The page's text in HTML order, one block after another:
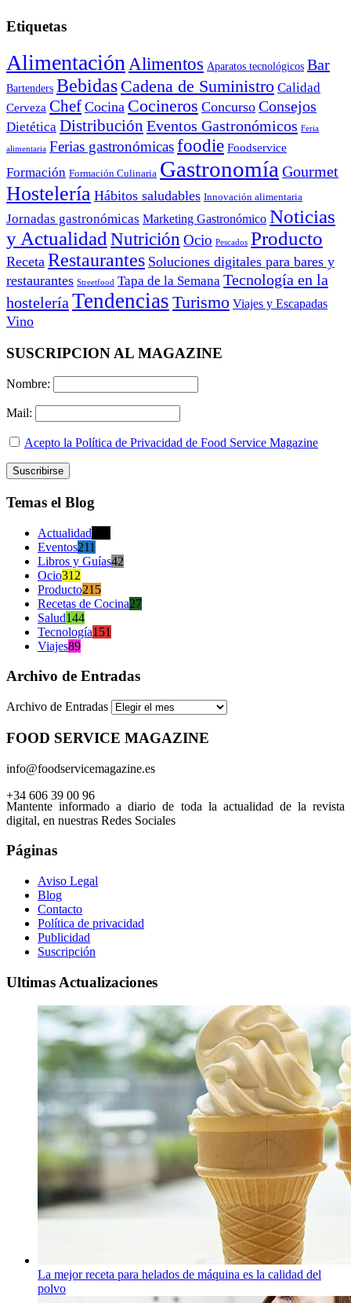
Etiquetas
Alimentación Alimentos Aparatos tecnológicos Bar
Bartenders Bebidas Cadena de Suministro Calidad
Cerveza Chef Cocina Cocineros Concurso Consejos
Dietética Distribución Eventos Gastronómicos Feria
alimentaria Ferias gastronómicasfoodie Foodservice
Formación Formación Culinaria Gastronomía Gourmet
Hostelería Hábitos saludables Innovación alimentaria
Jornadas gastronómicas Marketing Gastronómico Noticias
y Actualidad Nutrición Ocio Pescados Producto
Receta Restaurantes Soluciones digitales para bares y
restaurantes Streetfood Tapa de la Semana Tecnología en la
hostelería Tendencias Turismo Viajes y Escapadas
Vino
SUSCRIPCION AL MAGAZINE
Nombre:
Mail:
Acepto la Política de Privacidad de Food Service Magazine
Temas el Blog
Actualidad
Eventos211
Libros y Guías42
Ocio312
Producto215
Recetas de Cocina27
Salud144
Tecnología151
Viajes89
Archivo de Entradas
Archivo de Entradas
FOOD SERVICE MAGAZINE
info@foodservicemagazine.es
+34 606 39 00 96
Mantente informado a diario de toda la actualidad de la revista
digital, en nuestras Redes Sociales
Páginas
Aviso Legal
Blog
Contacto
Política de privacidad
Publicidad
Suscripción
Ultimas Actualizaciones
La mejor receta para helados de máquina es la calidad del
polvo